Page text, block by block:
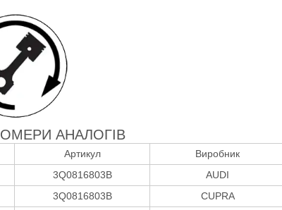
АНАЛОГІВ
Артикул Виробник
3Q0816803B AUDI
3Q0816803B CUPRA